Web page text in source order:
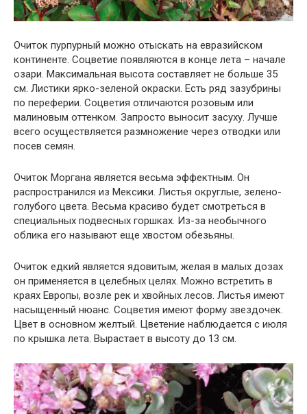
Очиток пурпурный можно отыскать на евразийском
континенте. Соцветие появляются в конце лета – начале
озари. Максимальная высота составляет не больше 35
см. Листики ярко-зеленой окраски. Есть ряд зазубрины
по переферии. Соцветия отличаются розовым или
малиновым оттенком. Запросто выносит засуху. Лучше
всего осуществляется размножение через отводки или
посев семян.
Очиток Моргана является весьма эффектным. Он
распространился из Мексики. Листья округлые, зелено-
голубого цвета. Весьма красиво будет смотреться в
специальных подвесных горшках. Из-за необычного
облика его называют еще хвостом обезьяны.
Очиток едкий является ядовитым, желая в малых дозах
он применяется в целебных целях. Можно встретить в
краях Европы, возле рек и хвойных лесов. Листья имеют
насыщенный нюанс. Соцветия имеют форму звездочек.
Цвет в основном желтый. Цветение наблюдается с июля
по крышка лета. Вырастает в высоту до 13 см.